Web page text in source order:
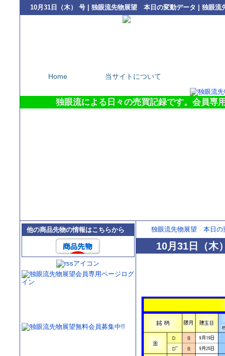
10月31日（木） 号 | 独眼流先物展望 本日の変動データ | 独眼
Home 当サイトについて
独眼流による日々の売買記録です。会員専
独眼流先物展望 本日の
10月31日（木
他の商品先物の情報はこちらから